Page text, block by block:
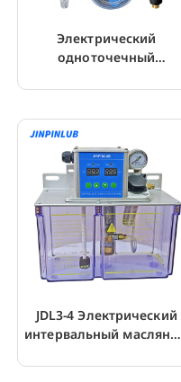
Электрический
одноточечный
DIP-переключателем
JDL3-4 Электрический
интервальный масляный
цифровым дисплеем